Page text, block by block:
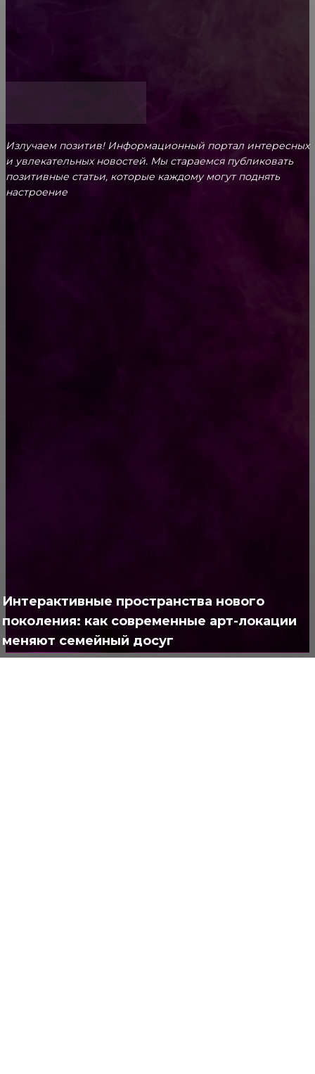
Интерактивные пространства нового
поколения: как современные арт-локации
меняют семейный досуг
Излучаем позитив! Информационный портал интересных
и увлекательных новоcтей. Мы стараемся публиковать
позитивные статьи, которые каждому могут поднять
настроение
Полезно373